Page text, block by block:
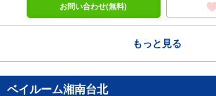
お問い合わせ(無料)
もっと見る
ベイルーム湘南台北